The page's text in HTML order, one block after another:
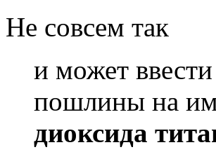
Не совсем так
и может
пошлины на
диоксида